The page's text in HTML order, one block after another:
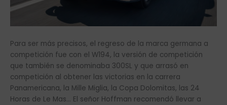
Para ser más precisos, el regreso de la marca germana a
competición fue con el W194, la versión de competición
que también se denominaba 300SL y que arrasó en
competición al obtener las victorias en la carrera
Panamericana, la Mille Miglia, la Copa Dolomitas, las 24
Horas de Le Mas… El señor Hoffman recomendó llevar a